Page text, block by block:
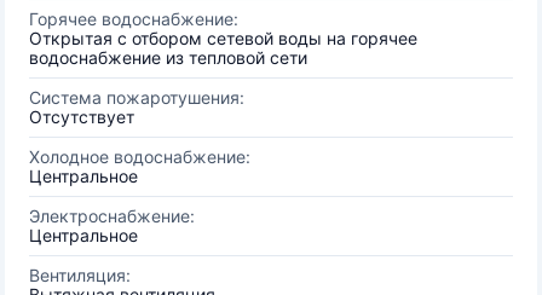
Горячее водоснабжение:
Открытая с отбором сетевой воды на горячее
водоснабжение из тепловой сети
Система пожаротушения:
Отсутствует
Холодное водоснабжение:
Центральное
Электроснабжение:
Центральное
Вентиляция: